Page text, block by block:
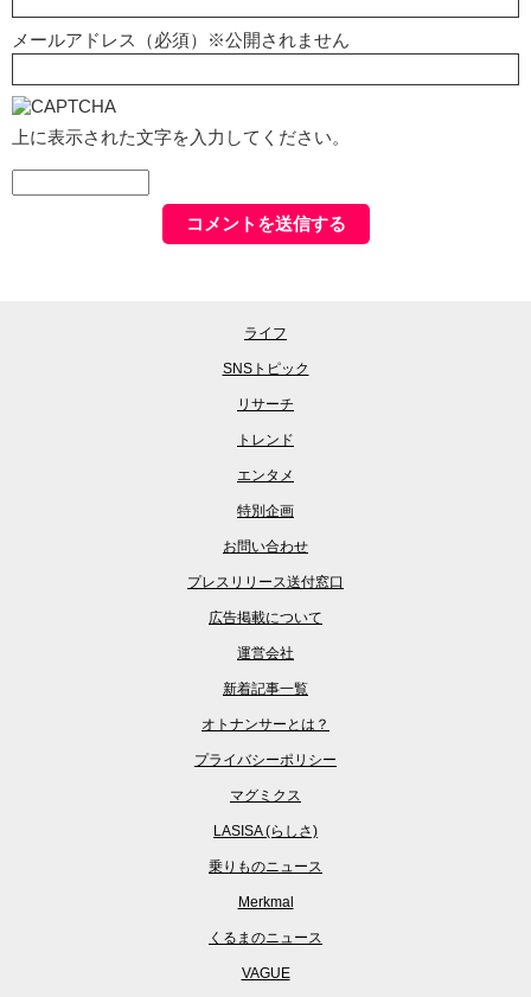
メールアドレス（必須）※公開されません
上に表示された文字を入力してください。
ライフ
SNSトピック
リサーチ
トレンド
エンタメ
特別企画
お問い合わせ
プレスリリース送付窓口
広告掲載について
運営会社
新着記事一覧
オトナンサーとは？
プライバシーポリシー
マグミクス
LASISA (らしさ)
乗りものニュース
Merkmal
くるまのニュース
VAGUE